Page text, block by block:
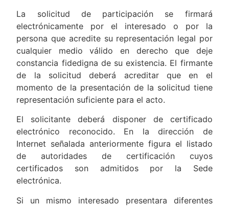
La solicitud de participación se firmará
electrónicamente por el interesado o por la
persona que acredite su representación legal por
cualquier medio válido en derecho que deje
constancia fidedigna de su existencia. El firmante
de la solicitud deberá acreditar que en el
momento de la presentación de la solicitud tiene
representación suficiente para el acto.
El solicitante deberá disponer de certificado
electrónico reconocido. En la dirección de
Internet señalada anteriormente figura el listado
de autoridades de certificación cuyos
certificados son admitidos por la Sede
electrónica.
Si un mismo interesado presentara diferentes